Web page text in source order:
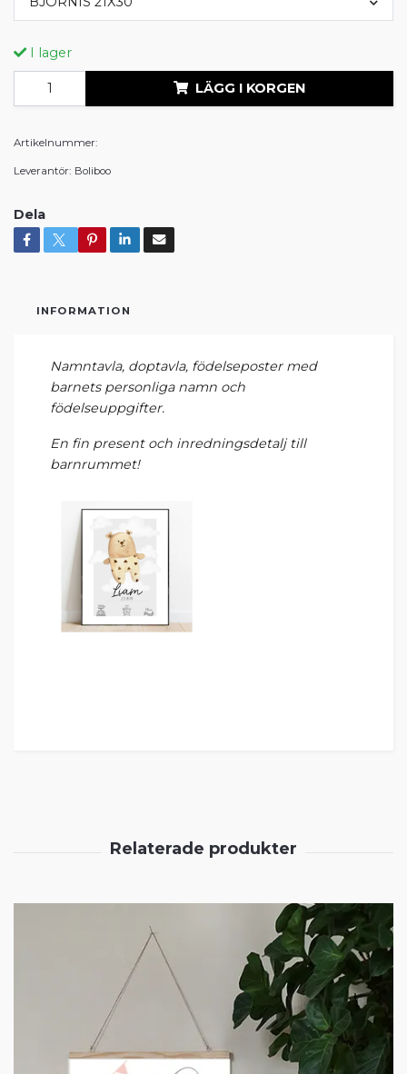
I lager
LÄGG I KORGEN
Artikelnummer:
Leverantör: Boliboo
Dela
INFORMATION
Namntavla, doptavla, födelseposter med
barnets personliga namn och
födelseuppgifter.
En fin present och inredningsdetalj till
barnrummet!